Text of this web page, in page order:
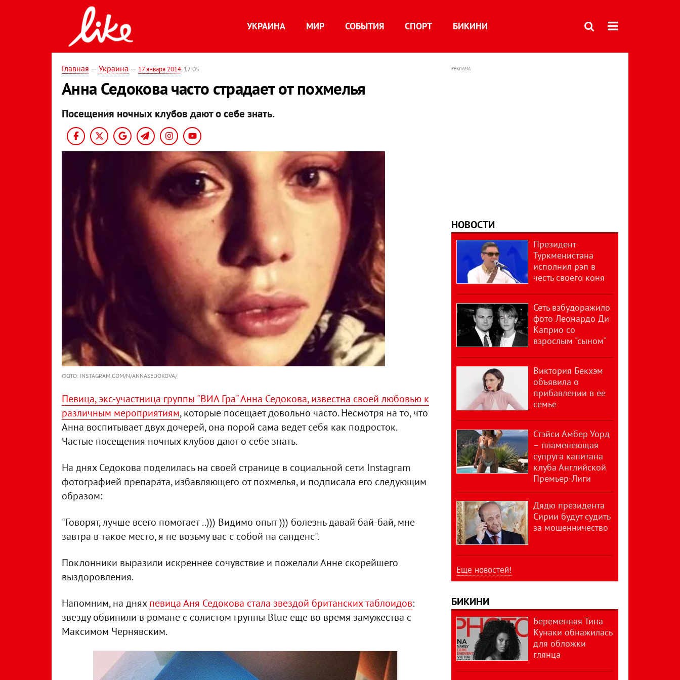
УКРАИНА МИР СОБЫТИЯ СПОРТ БИКИНИ
Главная — Украина — 17 января 2014, 17:05
Анна Седокова часто страдает от похмелья
Посещения ночных клубов дают о себе знать.
ФОТО: INSTAGRAM.COM/N/ANNASEDOKOVA/
Певица, экс-участница группы "ВИА Гра" Анна Седокова, известна своей любовью к
различным мероприятиям, которые посещает довольно часто. Несмотря на то, что
Анна воспитывает двух дочерей, она порой сама ведет себя как подросток.
Частые посещения ночных клубов дают о себе знать.
На днях Седокова поделилась на своей странице в социальной сети Instagram
фотографией препарата, избавляющего от похмелья, и подписала его следующим
образом:
"Говорят, лучше всего помогает ..))) Видимо опыт ))) болезнь давай бай-бай, мне
завтра в такое место, я не возьму вас с собой на санденс".
Поклонники выразили искреннее сочувствие и пожелали Анне скорейшего
выздоровления.
Напомним, на дняхпевица Аня Седокова стала звездой британских таблоидов:
звезду обвинили в романе с солистом группы Blue еще во время замужества с
Максимом Чернявским.
РЕКЛАМА
НОВОСТИ
Президент
Туркменистана
исполнил рэп в
честь своего коня
Сеть взбудоражило
фото Леонардо Ди
Каприо со
взрослым "сыном"
Виктория Бекхэм
объявила о
прибавлении в ее
семье
Стэйси Амбер Уорд
– пламенеющая
супруга капитана
клуба Английской
Премьер-Лиги
Дядю президента
Сирии будут судить
за мошенничество
Еще новостей!
БИКИНИ
Беременная Тина
Кунаки обнажилась
для обложки
глянца